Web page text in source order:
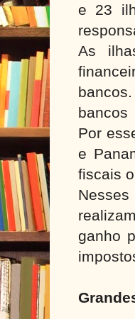
e 23
As
bancos
Por
e
fiscais
ganho